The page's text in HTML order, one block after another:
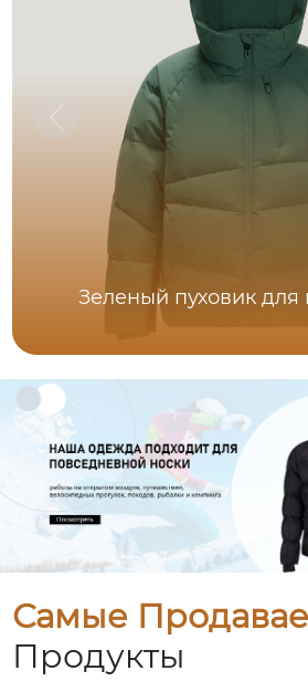
Зеленый пуховик для
Самые
Продукты